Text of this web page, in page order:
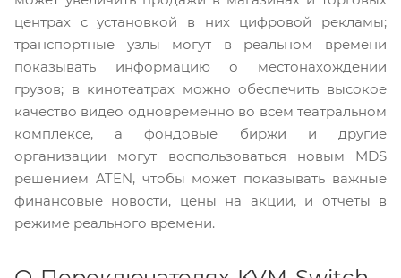
центрах с установкой в них цифровой рекламы;
транспортные узлы могут в реальном времени
показывать информацию о местонахождении
грузов; в кинотеатрах можно обеспечить высокое
качество видео одновременно во всем театральном
комплексе, а фондовые биржи и другие
организации могут воспользоваться новым MDS
решением ATEN, чтобы может показывать важные
финансовые новости, цены на акции, и отчеты в
режиме реального времени.